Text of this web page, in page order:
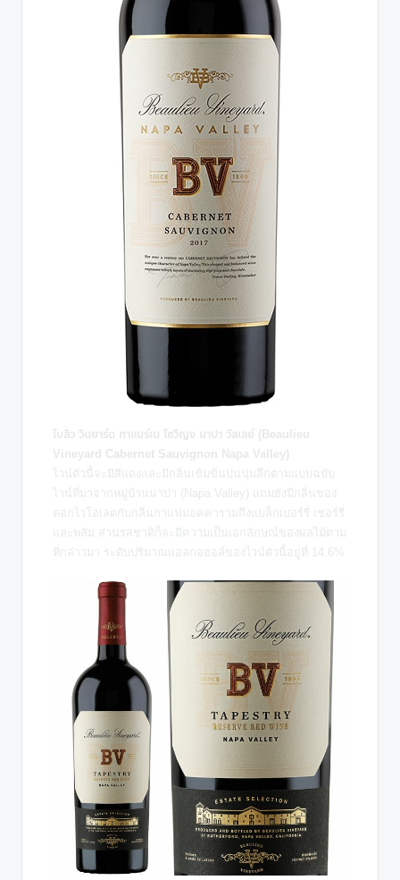
โบลิว วินยาร์ด กาแบร์เน โซวีญง นาปา วัลเลย์ (Beaulieu
Vineyard Cabernet Sauvignon Napa Valley)
ไวน์ตัวนี้จะมีสีแดงและมีกลิ่นเข้มข้นปนนุ่มลึกตามแบบฉบับ
ไวน์ที่มาจากหมู่บ้านนาปา (Napa Valley) แถมยังมีกลิ่นของ
ดอกไวโอเลตกับกลิ่นกาแฟมอคค่ารวมถึงแบล็กเบอร์รี่ เชอร์รี่
และพลัม ส่วนรสชาติก็จะมีความเป็นเอกลักษณ์ของผลไม้ตาม
ที่กล่าวมา ระดับปริมาณแอลกอฮอล์ของไวน์ตัวนี้อยู่ที่ 14.6%